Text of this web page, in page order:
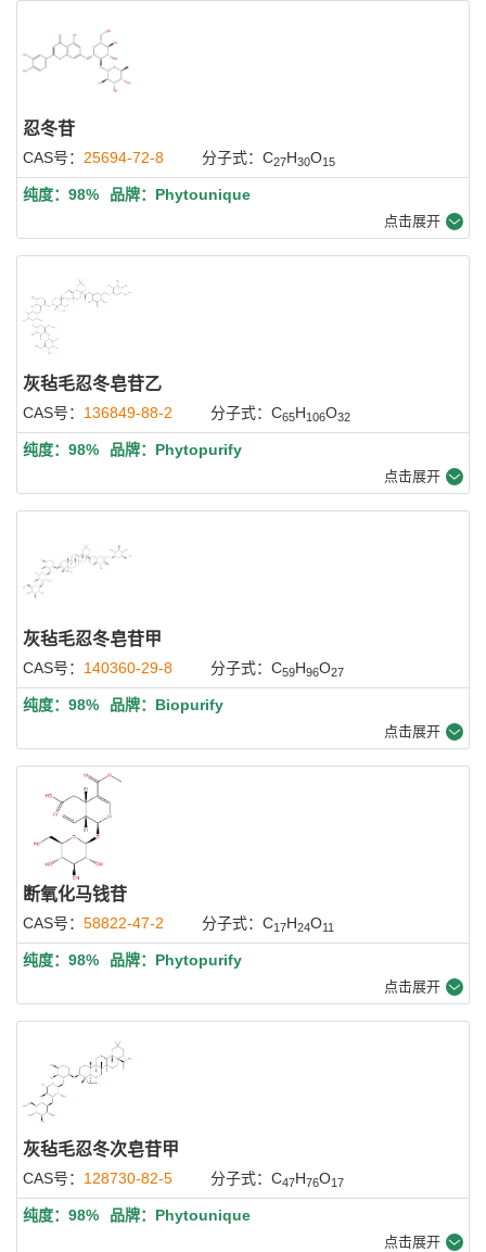
忍冬苷
CAS号： 25694-72-8 分子式：C27H30O15
纯度：98% 品牌：Phytounique
点击展开
灰毡毛忍冬皂苷乙
CAS号： 136849-88-2 分子式：C65H106O32
纯度：98% 品牌：Phytopurify
点击展开
灰毡毛忍冬皂苷甲
CAS号： 140360-29-8 分子式：C59H96O27
纯度：98% 品牌：Biopurify
点击展开
断氧化马钱苷
CAS号： 58822-47-2 分子式：C17H24O11
纯度：98% 品牌：Phytopurify
点击展开
灰毡毛忍冬次皂苷甲
CAS号： 128730-82-5 分子式：C47H76O17
纯度：98% 品牌：Phytounique
点击展开